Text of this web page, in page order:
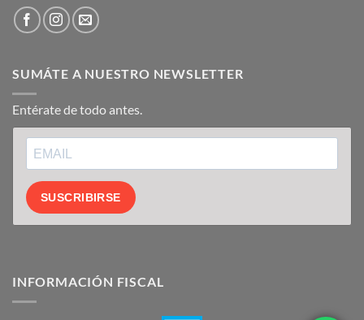
SUMÁTE A NUESTRO NEWSLETTER
Entérate de todo antes.
SUSCRIBIRSE
INFORMACIÓN FISCAL